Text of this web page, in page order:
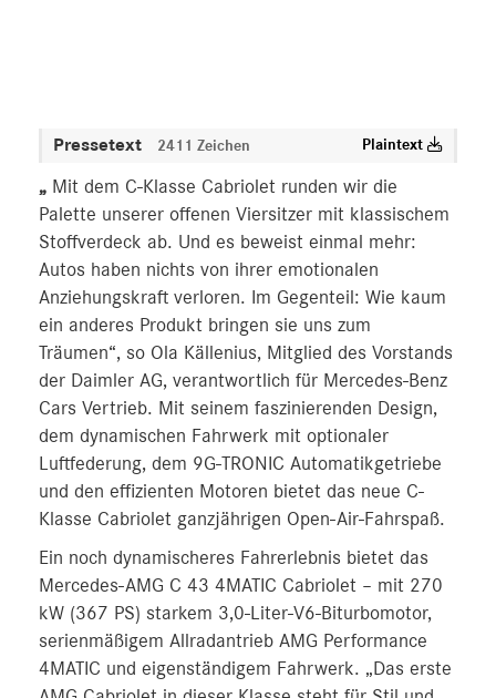
Pressetext 2411 Zeichen Plaintext
„ Mit dem C-Klasse Cabriolet runden wir die
Palette unserer offenen Viersitzer mit klassischem
Stoffverdeck ab. Und es beweist einmal mehr:
Autos haben nichts von ihrer emotionalen
Anziehungskraft verloren. Im Gegenteil: Wie kaum
ein anderes Produkt bringen sie uns zum
Träumen“, so Ola Källenius, Mitglied des Vorstands
der Daimler AG, verantwortlich für Mercedes-Benz
Cars Vertrieb. Mit seinem faszinierenden Design,
dem dynamischen Fahrwerk mit optionaler
Luftfederung, dem 9G-TRONIC Automatikgetriebe
und den effizienten Motoren bietet das neue C-
Klasse Cabriolet ganzjährigen Open-Air-Fahrspaß.
Ein noch dynamischeres Fahrerlebnis bietet das
Mercedes-AMG C 43 4MATIC Cabriolet – mit 270
kW (367 PS) starkem 3,0-Liter-V6-Biturbomotor,
serien­mäßigem Allradantrieb AMG Performance
4MATIC und eigenständigem Fahrwerk. „Das erste